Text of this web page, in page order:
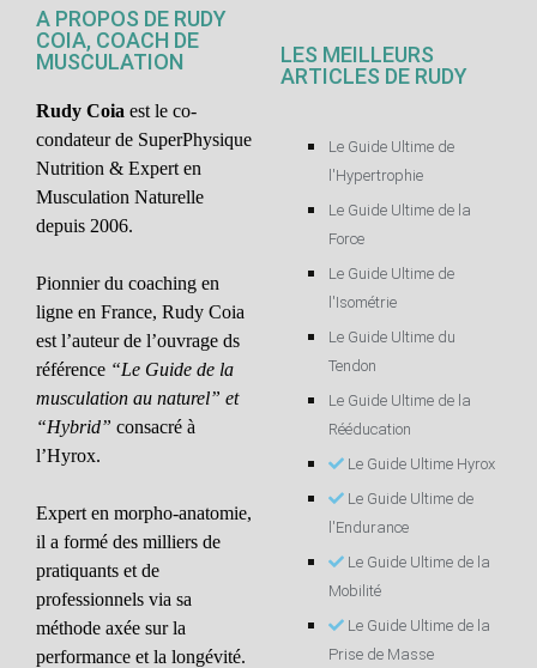
A PROPOS DE RUDY
COIA, COACH DE
MUSCULATION
Rudy Coia est le co-
condateur de SuperPhysique
Nutrition & Expert en
Musculation Naturelle
depuis 2006.
Pionnier du coaching en
ligne en France, Rudy Coia
est l’auteur de l’ouvrage ds
référence “Le Guide de la
musculation au naturel” et
“Hybrid” consacré à
l’Hyrox.
Expert en morpho-anatomie,
il a formé des milliers de
pratiquants et de
professionnels via sa
méthode axée sur la
performance et la longévité.
LES MEILLEURS
ARTICLES DE RUDY
Le Guide Ultime de
l'Hypertrophie
Le Guide Ultime de la
Force
Le Guide Ultime de
l'Isométrie
Le Guide Ultime du
Tendon
Le Guide Ultime de la
Rééducation
Le Guide Ultime Hyrox
Le Guide Ultime de
l'Endurance
Le Guide Ultime de la
Mobilité
Le Guide Ultime de la
Prise de Masse